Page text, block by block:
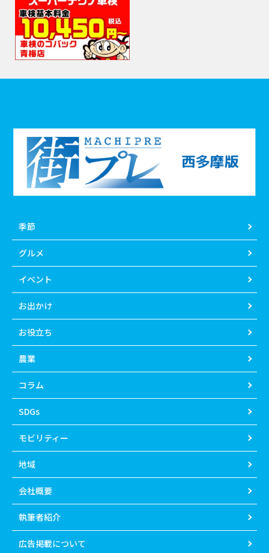
季節
グルメ
イベント
お出かけ
お役立ち
農業
コラム
SDGs
モビリティー
地域
会社概要
執筆者紹介
広告掲載について